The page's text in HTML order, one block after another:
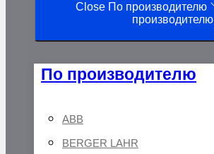
Close По производителю
производителю
По производителю
ABB
BERGER LAHR